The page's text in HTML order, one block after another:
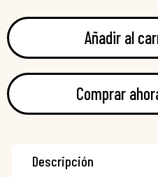
Añadir al
Comprar
Descripción